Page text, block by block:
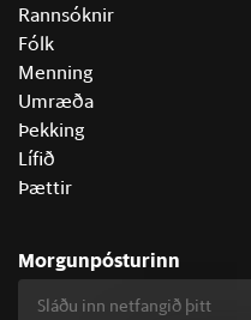
Rannsóknir
Fólk
Menning
Umræða
Þekking
Lífið
Þættir
Morgunpósturinn